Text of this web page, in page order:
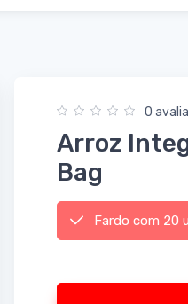
0
Arroz
Bag
Fardo com 20